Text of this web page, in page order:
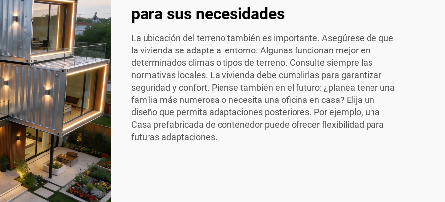
para sus necesidades
La ubicación del terreno también es importante. Asegúrese de que
la vivienda se adapte al entorno. Algunas funcionan mejor en
determinados climas o tipos de terreno. Consulte siempre las
normativas locales. La vivienda debe cumplirlas para garantizar
seguridad y confort. Piense también en el futuro: ¿planea tener una
familia más numerosa o necesita una oficina en casa? Elija un
diseño que permita adaptaciones posteriores. Por ejemplo, una
Casa prefabricada de contenedor puede ofrecer flexibilidad para
futuras adaptaciones.